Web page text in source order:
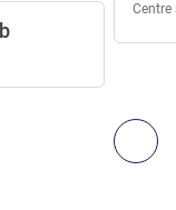
1 :, Art , culture &